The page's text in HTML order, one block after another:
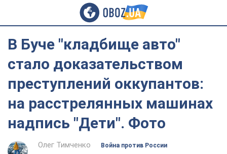
В Буче "кладбище авто"
стало доказательством
преступлений оккупантов:
на расстрелянных машинах
надпись "Дети". Фото
Олег Тимченко
Война против России